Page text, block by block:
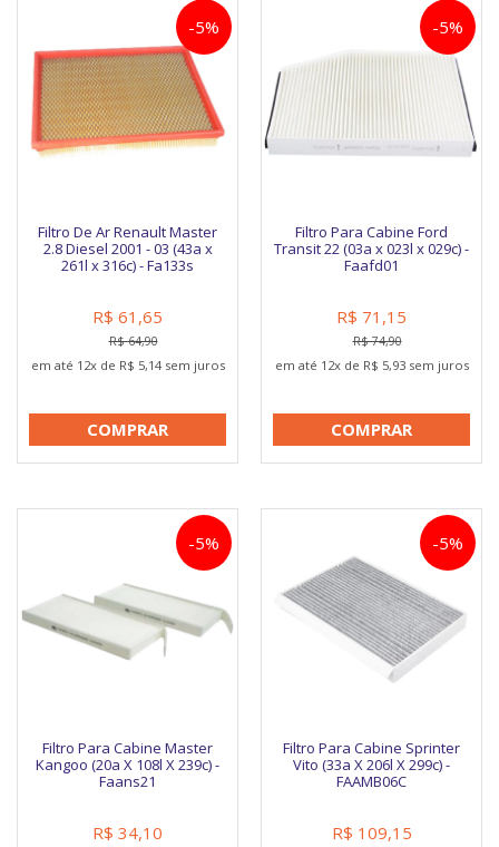
Filtro De Ar Renault Master
2.8 Diesel 2001 - 03 (43a x
261l x 316c) - Fa133s
R$ 61,65
R$ 64,90
-5%
em até 12x de R$ 5,14 sem juros
COMPRAR
Filtro Para Cabine Ford
Transit 22 (03a x 023l x 029c) -
Faafd01
R$ 71,15
R$ 74,90
-5%
em até 12x de R$ 5,93 sem juros
COMPRAR
Filtro Para Cabine Master
Kangoo (20a X 108l X 239c) -
Faans21
R$ 34,10
-5%
Filtro Para Cabine Sprinter
Vito (33a X 206l X 299c) -
FAAMB06C
R$ 109,15
-5%